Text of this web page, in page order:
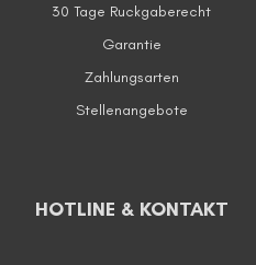
30 Tage Ruckgaberecht
Garantie
Zahlungsarten
Stellenangebote
HOTLINE & KONTAKT